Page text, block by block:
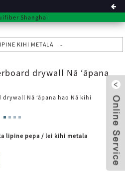
KIHI METALA
drywall Nā ʻāpana
lipine pepa / lei kihi metala